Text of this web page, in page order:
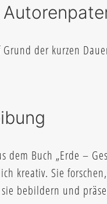
der kurzen
dem Buch „Erde –
kreativ. Sie
bebildern und